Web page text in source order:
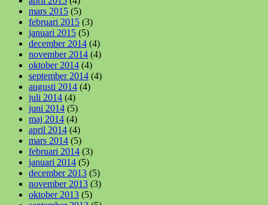
mars 2015 (5)
februari 2015 (3)
januari 2015 (5)
december 2014 (4)
november 2014 (4)
oktober 2014 (4)
september 2014 (4)
augusti 2014 (4)
juli 2014 (4)
juni 2014 (5)
maj 2014 (4)
april 2014 (4)
mars 2014 (5)
februari 2014 (3)
januari 2014 (5)
december 2013 (5)
november 2013 (3)
oktober 2013 (5)